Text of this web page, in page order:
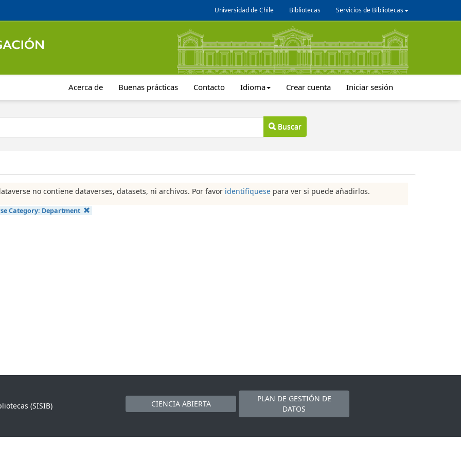
Universidad de Chile Bibliotecas Servicios de Bibliotecas
Acerca de Buenas prácticas Contacto Idioma Crear cuenta Iniciar sesión
Buscar
no contiene dataverses, datasets, ni archivos. Por favor identifíquese para ver si puede añadirlos.
Category: Department
(SISIB)
CIENCIA ABIERTA
PLAN DE GESTIÓN DE
DATOS